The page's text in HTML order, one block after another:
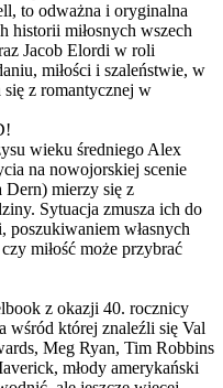
to odważna i oryginalna
historii miłosnych wszech
Jacob Elordi w roli
miłości i szaleństwie, w
się z romantycznej w
wieku średniego Alex
na nowojorskiej scenie
Dern) mierzy się z
Sytuacja zmusza ich do
poszukiwaniem własnych
miłość może przybrać
z okazji 40. rocznicy
wśród której znaleźli się Val
Meg Ryan, Tim Robbins
młody amerykański